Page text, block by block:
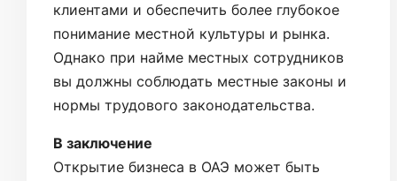
клиентами и обеспечить более глубокое
понимание местной культуры и рынка.
Однако при найме местных сотрудников
вы должны соблюдать местные законы и
нормы трудового законодательства.
В заключение
Открытие бизнеса в ОАЭ может быть